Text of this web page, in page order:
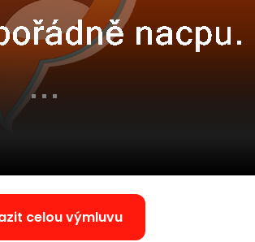
celou výmluvu